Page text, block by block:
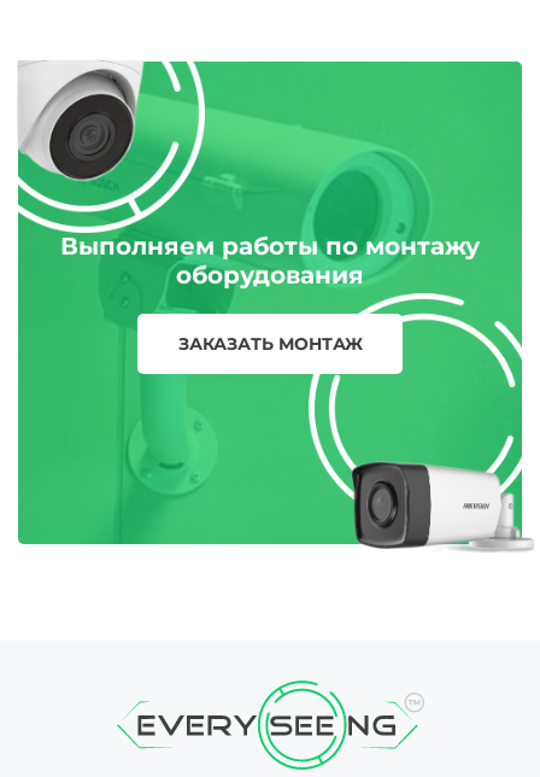
Выполняем работы по монтажу
оборудования
ЗАКАЗАТЬ МОНТАЖ